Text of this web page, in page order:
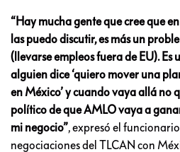
“Hay mucha gente que cree que
las puedo discutir, es más un
(llevarse empleos fuera de EU). Es
alguien dice ‘quiero mover una
en México’ y cuando vaya allá no
político de que AMLO vaya a
mi negocio”, expresó el
negociaciones del TLCAN con